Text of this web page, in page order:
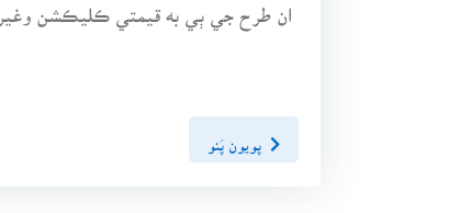
ان طرح جي ٻي به قيمتي ڪليڪشن
پويون پَنو